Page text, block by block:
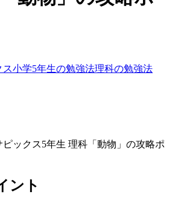
ス小学5年生の勉強法理科の勉強法
ント